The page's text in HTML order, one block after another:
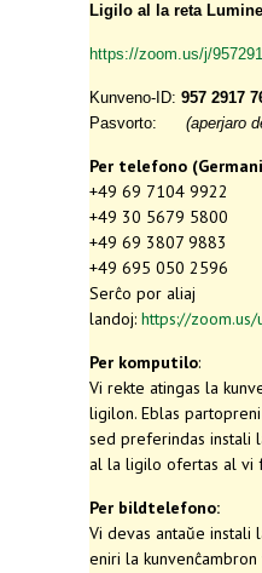
Ligilo al la reta
https://zoom.us/j/
Kunveno-ID: 957 2917
Pasvorto: (aperjaro
Per telefono
+49 69 7104 9922
+49 30 5679 5800
+49 69 3807 9883
+49 695 050 2596
Serĉo por aliaj
landoj: https://zoom.us/
Per komputilo:
Vi rekte atingas la
ligilon. Eblas
sed preferindas instali
al la ligilo ofertas al vi
Per bildtelefono:
Vi devas antaŭe instali
eniri la